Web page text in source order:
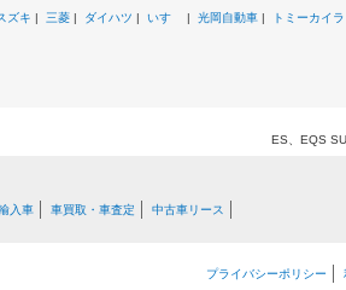
ズキ | 三菱 | ダイハツ | いすゞ | 光岡自動車 | トミーカイラ
ES、EQS
入車 車買取・車査定 中古車リース
プライバシーポリシー